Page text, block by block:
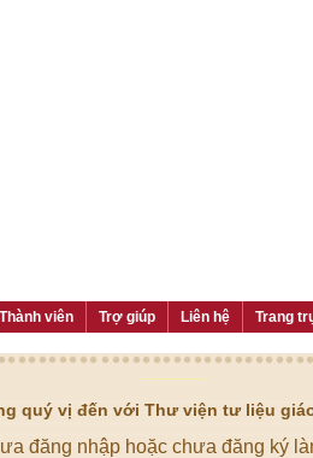
Thành viên Trợ giúp Liên hệ Trang
quý vị đến với Thư viện tư liệu
đăng nhập hoặc chưa đăng ký